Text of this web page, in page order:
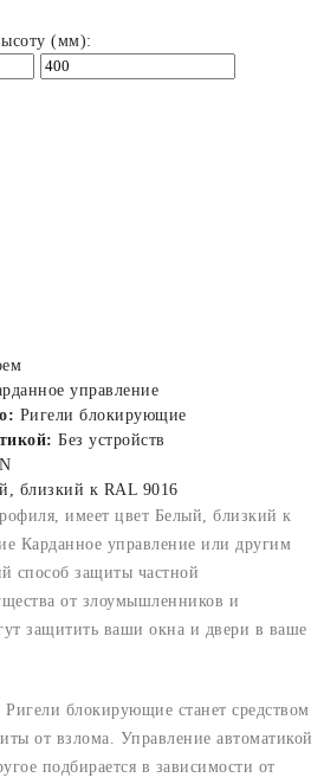
(мм):
управление
Ригели блокирующие
Без устройств
близкий к RAL 9016
имеет цвет Белый, близкий к
Карданное управление или другим
способ защиты частной
от злоумышленников и
защитить ваши окна и двери в ваше
Ригели блокирующие станет средством
от взлома. Управление автоматикой
подбирается в зависимости от